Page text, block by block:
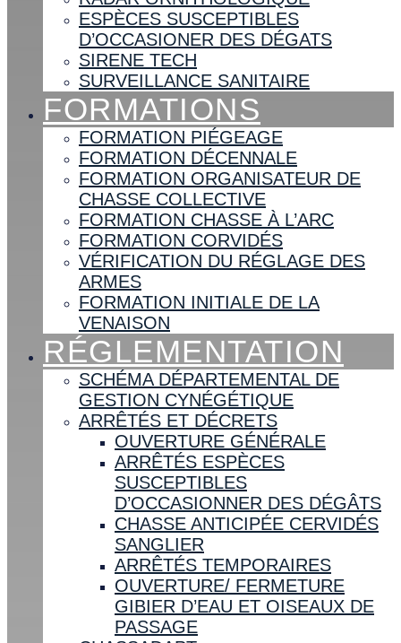
ESPÈCES SUSCEPTIBLES
D’OCCASIONER DES DÉGATS
SIRENE TECH
SURVEILLANCE SANITAIRE
FORMATIONS
FORMATION PIÉGEAGE
FORMATION DÉCENNALE
FORMATION ORGANISATEUR DE
CHASSE COLLECTIVE
FORMATION CHASSE À L’ARC
FORMATION CORVIDÉS
VÉRIFICATION DU RÉGLAGE DES
ARMES
FORMATION INITIALE DE LA
VENAISON
RÉGLEMENTATION
SCHÉMA DÉPARTEMENTAL DE
GESTION CYNÉGÉTIQUE
ARRÊTÉS ET DÉCRETS
OUVERTURE GÉNÉRALE
ARRÊTÉS ESPÈCES
SUSCEPTIBLES
D’OCCASIONNER DES DÉGÂTS
CHASSE ANTICIPÉE CERVIDÉS
SANGLIER
ARRÊTÉS TEMPORAIRES
OUVERTURE/ FERMETURE
GIBIER D’EAU ET OISEAUX DE
PASSAGE